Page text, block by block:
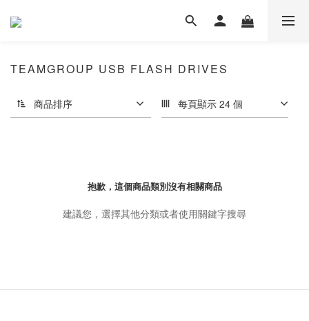
TEAMGROUP USB FLASH DRIVES
商品排序 每頁顯示 24 個
抱歉，這個商品類別沒有相關商品
建議您，選擇其他分類或者使用關鍵字搜尋